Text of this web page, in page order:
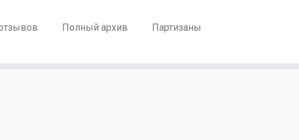
Полный архив
Партизаны